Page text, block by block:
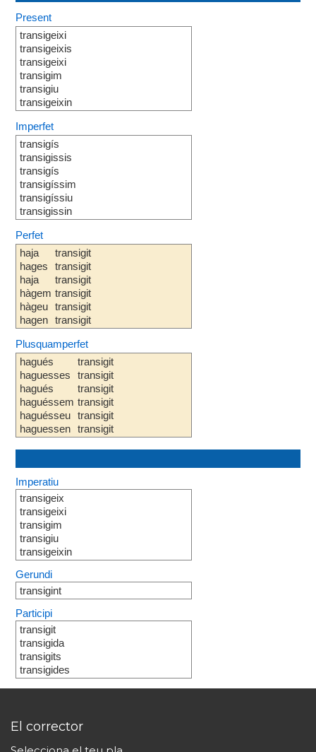
Present
transigeixi
transigeixis
transigeixi
transigim
transigiu
transigeixin
Imperfet
transigís
transigissis
transigís
transigíssim
transigíssiu
transigissin
Perfet
haja
hages
haja
hàgem
hàgeu
hagen
transigit
transigit
transigit
transigit
transigit
transigit
Plusquamperfet
hagués
haguesses
hagués
haguéssem
haguésseu
haguessen
transigit
transigit
transigit
transigit
transigit
transigit
Imperatiu
transigeix
transigeixi
transigim
transigiu
transigeixin
Gerundi
transigint
Participi
transigit
transigida
transigits
transigides
El corrector